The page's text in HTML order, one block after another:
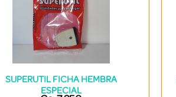
SUPERUTIL FICHA HEMBRA
ESPECIAL